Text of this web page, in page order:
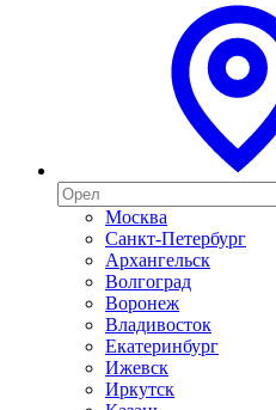
Москва
Санкт-Петербург
Архангельск
Волгоград
Воронеж
Владивосток
Екатеринбург
Ижевск
Иркутск